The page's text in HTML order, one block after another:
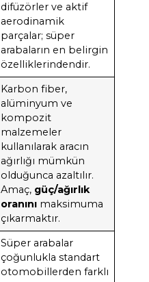
difüzörler ve aktif
aerodinamik
parçalar; süper
arabaların en belirgin
özelliklerindendir.
Karbon fiber,
alüminyum ve
kompozit
malzemeler
kullanılarak aracın
ağırlığı mümkün
olduğunca azaltılır.
Amaç, güç/ağırlık
oranını maksimuma
çıkarmaktır.
Süper arabalar
çoğunlukla standart
otomobillerden farklı